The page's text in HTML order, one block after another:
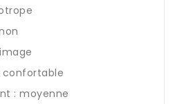
confortable
: moyenne